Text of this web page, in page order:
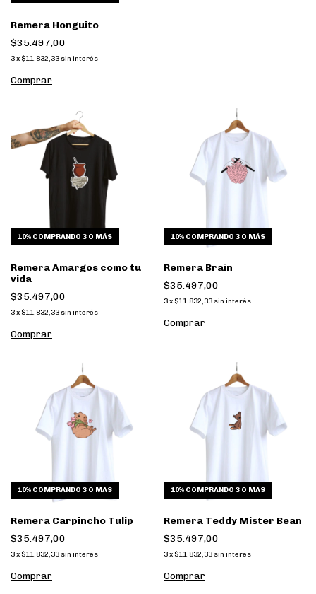
Remera Honguito
$35.497,00
3x $11.832,33 sin interés
Comprar
10% COMPRANDO 3 O MÁS
Remera Amargos como tu
vida
$35.497,00
3x $11.832,33 sin interés
Comprar
10% COMPRANDO 3 O MÁS
Remera Brain
$35.497,00
3 x $11.832,33 sin interés
Comprar
10% COMPRANDO 3 O MÁS
Remera Carpincho Tulip
$35.497,00
3x $11.832,33 sin interés
Comprar
10% COMPRANDO 3 O MÁS
Remera Teddy Mister Bean
$35.497,00
3 x $11.832,33 sin interés
Comprar